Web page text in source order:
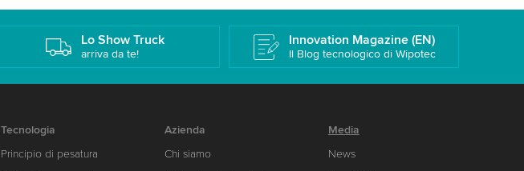
Lo Show Truck
arriva da te!
Innovation Magazine (EN)
Il Blog tecnologico di Wipotec
Tecnologia
Principio di pesatura
Azienda
Chi siamo
Media
News